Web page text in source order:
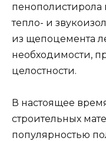
пенополистирола
тепло- и
из щепоцемента
необходимости,
целостности.
В настоящее
строительных
популярностью